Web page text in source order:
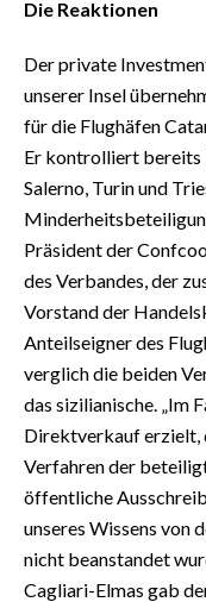
Die Reaktionen
Der private
unserer Insel
für die Flughäfen
Er kontrolliert bereits
Salerno, Turin und
Präsident der
des Verbandes, der
Vorstand der
Anteilseigner des
verglich die beiden
das sizilianische. „Im
Direktverkauf erzielt,
Verfahren der
öffentliche
unseres Wissens von
nicht beanstandet
Cagliari-Elmas gab